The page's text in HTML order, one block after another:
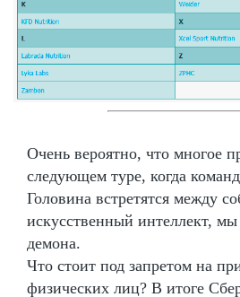
Очень вероятно, что многое
следующем туре, когда
Головина встретятся между
искусственный интеллект,
демона.
Что стоит под запретом на
физических лиц? В итоге